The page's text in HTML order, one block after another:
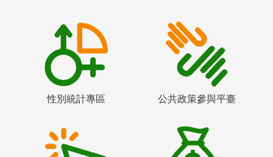
性別統計專區 公共政策參與平臺